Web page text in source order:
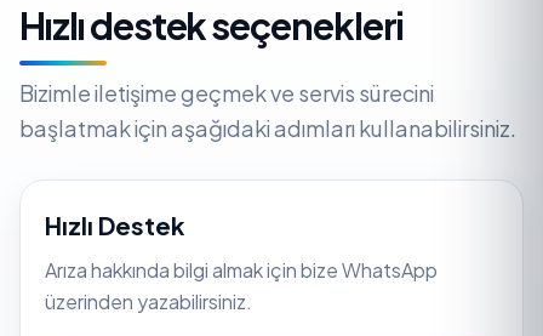
Hızlı destek seçenekleri
Bizimle iletişime geçmek ve servis sürecini
başlatmak için aşağıdaki adımları kullanabilirsiniz.
Hızlı Destek
Arıza hakkında bilgi almak için bize WhatsApp
üzerinden yazabilirsiniz.